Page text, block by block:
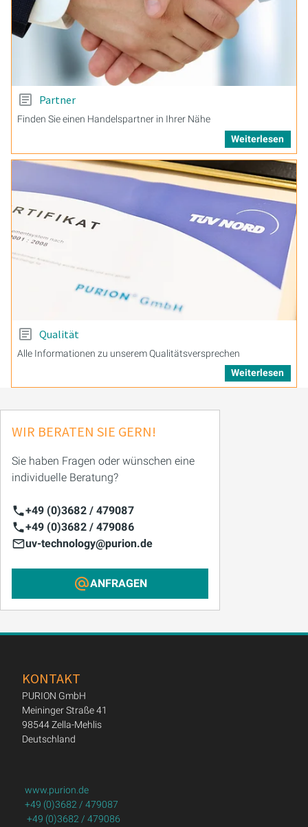
Partner
Finden Sie einen Handelspartner in Ihrer Nähe
Weiterlesen
Qualität
Alle Informationen zu unserem Qualitätsversprechen
Weiterlesen
WIR BERATEN SIE GERN!
Sie haben Fragen oder wünschen eine
individuelle Beratung?
+49 (0)3682 / 479087
+49 (0)3682 / 479086
uv-technology@purion.de
ANFRAGEN
KONTAKT
PURION GmbH
Meininger Straße 41
98544 Zella-Mehlis
Deutschland
www.purion.de
+49 (0)3682 / 479087
+49 (0)3682 / 479086